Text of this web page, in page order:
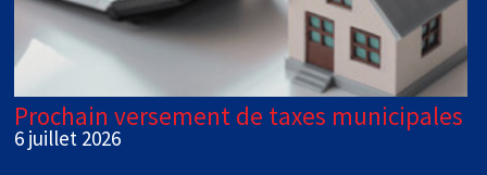
Prochain versement de taxes municipales
6 juillet 2026